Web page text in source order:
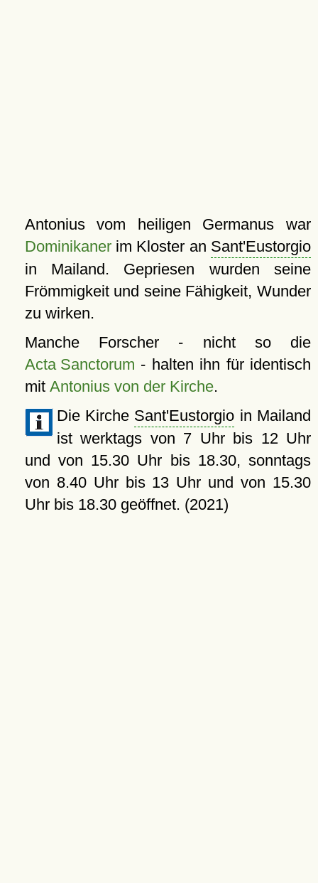
Antonius vom heiligen Germanus war
Dominikanerim Kloster an Sant'Eustorgio
in Mailand. Gepriesen wurden seine
Frömmigkeit und seine Fähigkeit, Wunder
zu wirken.
Manche Forscher - nicht so die
Acta Sanctorum - halten ihn für identisch
mit Antonius von der Kirche.
Die Kirche Sant'Eustorgio in Mailand
ist werktags von 7 Uhr bis 12 Uhr
und von 15.30 Uhr bis 18.30, sonntags
von 8.40 Uhr bis 13 Uhr und von 15.30
Uhr bis 18.30 geöffnet. (2021)